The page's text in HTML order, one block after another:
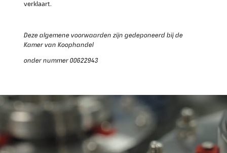
verklaart.
Deze algemene voorwaarden zijn gedeponeerd bij de
Kamer van Koophandel
onder nummer 00622943